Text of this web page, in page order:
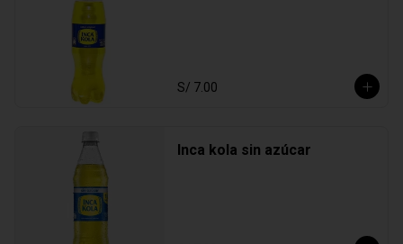
S/ 7.00
Inca kola sin azúcar